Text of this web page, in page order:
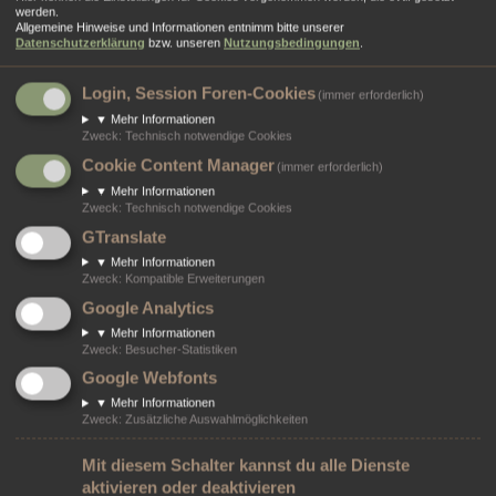
lassen.
Dein Name:
Bitte trage deinen Namen ein, damit deine Nachricht zugeordnet werden kann.
Deine E-Mail-Adresse:
Bitte trage eine gültige E-Mail-Adresse ein, damit wir dich kontaktieren können.
Wiederhole die E-Mail Adresse:
Grund:
werden.
Allgemeine Hinweise und Informationen entnimm bitte unserer
Datenschutzerklärung bzw. unseren Nutzungsbedingungen.
Login, Session Foren-Cookies(immer erforderlich)
▼ Mehr Informationen
Zweck: Technisch notwendige Cookies
Cookie Content Manager(immer erforderlich)
▼ Mehr Informationen
Zweck: Technisch notwendige Cookies
GTranslate
▼ Mehr Informationen
Zweck: Kompatible Erweiterungen
Google Analytics
▼ Mehr Informationen
Zweck: Besucher-Statistiken
Google Webfonts
▼ Mehr Informationen
Zweck: Zusätzliche Auswahlmöglichkeiten
Mit diesem Schalter kannst du alle Dienste
aktivieren oder deaktivieren